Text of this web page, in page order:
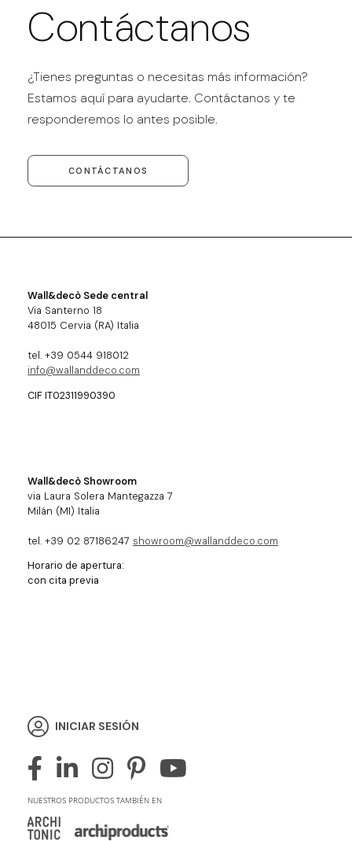
Contáctanos
¿Tienes preguntas o necesitas más información?
Estamos aquí para ayudarte. Contáctanos y te
responderemos lo antes posible.
CONTÁCTANOS
Wall&decò Sede central
Via Santerno 18
48015 Cervia (RA) Italia
tel. +39 0544 918012
info@wallanddeco.com
CIF IT02311990390
Wall&decò Showroom
via Laura Solera Mantegazza 7
Milán (MI) Italia
tel. +39 02 87186247 showroom@wallanddeco.com
Horario de apertura:
con cita previa
INICIAR SESIÓN
NUESTROS PRODUCTOS TAMBIÉN EN